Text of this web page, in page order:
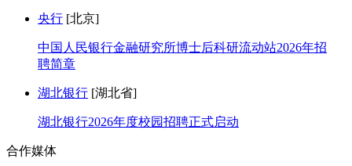
央行 [北京]
中国人民银行金融研究所博士后科研流动站2026年招
聘简章
湖北银行 [湖北省]
湖北银行2026年度校园招聘正式启动
合作媒体